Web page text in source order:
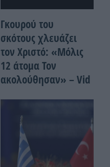
Γκουρού του
σκότους χλευάζει
τον Χριστό: «Μόλις
12 άτομα Τον
ακολούθησαν» – Vid